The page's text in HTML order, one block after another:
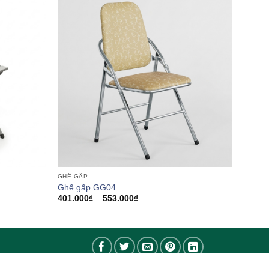
GHẾ GẤP
Ghế gấp GG04
401.000₫ – 553.000₫Khoảng
đến
553.000₫